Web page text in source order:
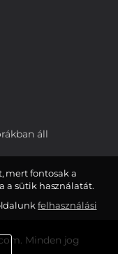
áll
Minden jog
mert fontosak a
a sütik használatát.
felhasználási